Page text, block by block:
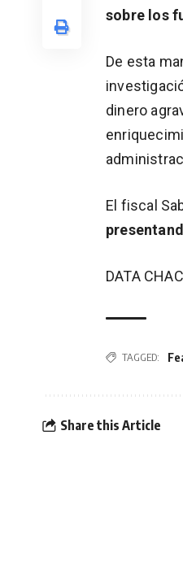
sobre los
De esta
dinero
El fiscal
DATA
TAGGED:
Share this Article